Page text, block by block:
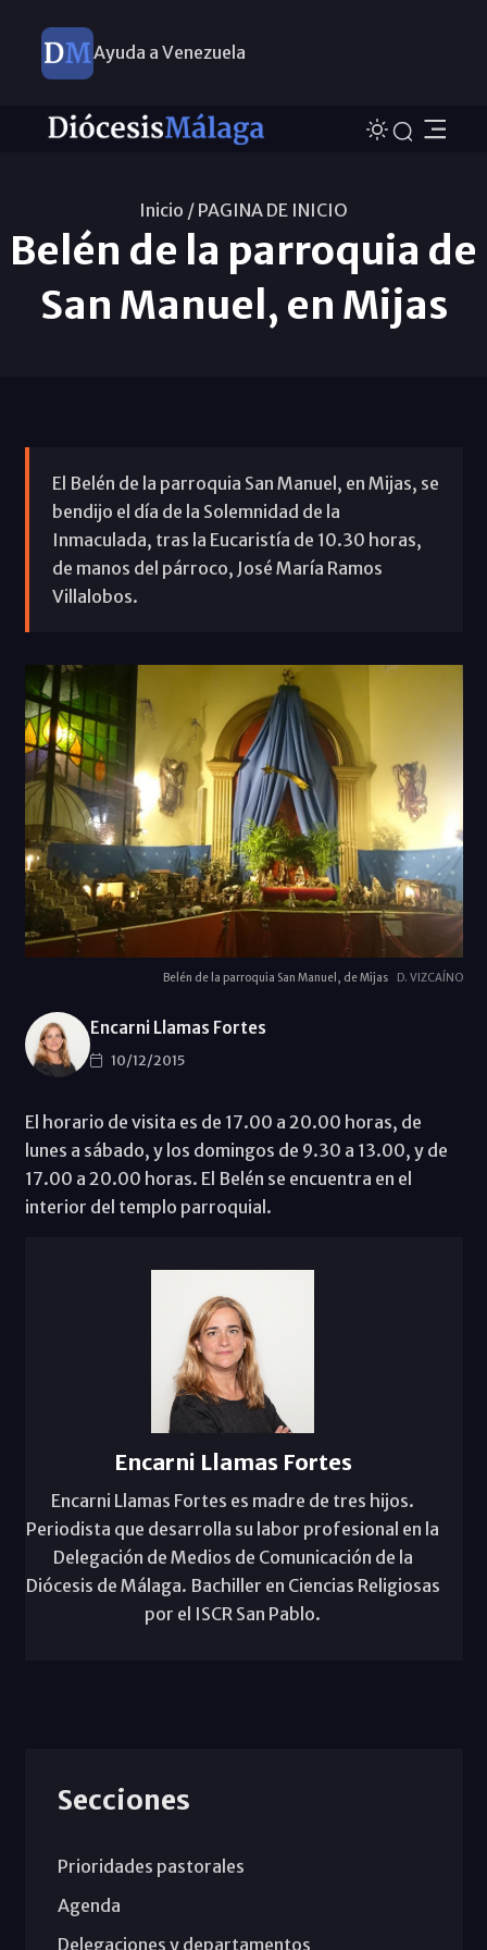
Ayuda a Venezuela
Inicio / PAGINA DE INICIO
Belén de la parroquia de
San Manuel, en Mijas
El Belén de la parroquia San Manuel, en Mijas, se
bendijo el día de la Solemnidad de la
Inmaculada, tras la Eucaristía de 10.30 horas,
de manos del párroco, José María Ramos
Villalobos.
Belén de la parroquia San Manuel, de Mijas D. VIZCAÍNO
Encarni Llamas Fortes
10/12/2015
El horario de visita es de 17.00 a 20.00 horas, de
lunes a sábado, y los domingos de 9.30 a 13.00, y de
17.00 a 20.00 horas. El Belén se encuentra en el
interior del templo parroquial.
Encarni Llamas Fortes
Encarni Llamas Fortes es madre de tres hijos.
Periodista que desarrolla su labor profesional en la
Delegación de Medios de Comunicación de la
Diócesis de Málaga. Bachiller en Ciencias Religiosas
por el ISCR San Pablo.
Secciones
Prioridades pastorales
Agenda
Delegaciones y departamentos